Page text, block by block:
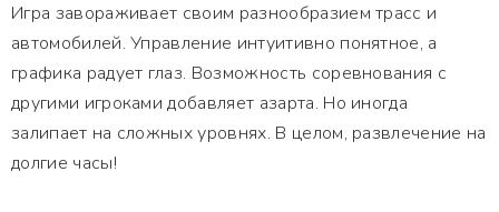
Игра завораживает своим разнообразием трасс и
автомобилей. Управление интуитивно понятное, а
графика радует глаз. Возможность соревнования с
другими игроками добавляет азарта. Но иногда
залипает на сложных уровнях. В целом, развлечение на
долгие часы!